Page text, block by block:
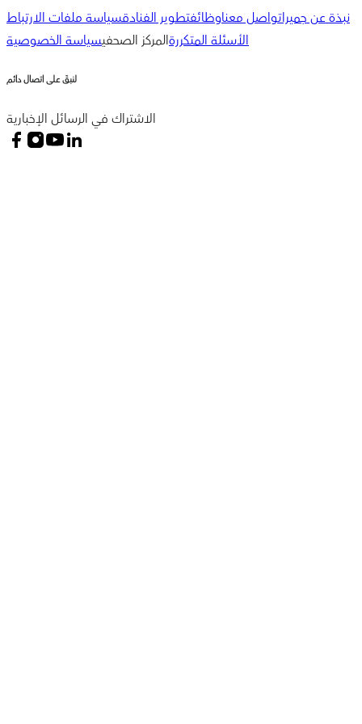
نبذة عن جميراتواصل معناوظائفتطوير الفنادقسياسة ملفات الارتباط
الأسئلة المتكررةالمركز الصحفيسياسة الخصوصية
لنبقَ على اتصال دائم
الاشتراك في الرسائل الإخبارية